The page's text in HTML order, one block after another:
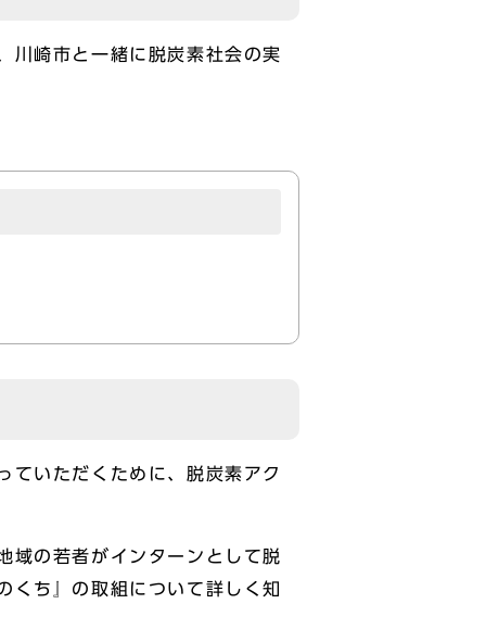
川崎市と一緒に脱炭素社会の実
いただくために、脱炭素アク
の若者がインターンとして脱
くち』の取組について詳しく知